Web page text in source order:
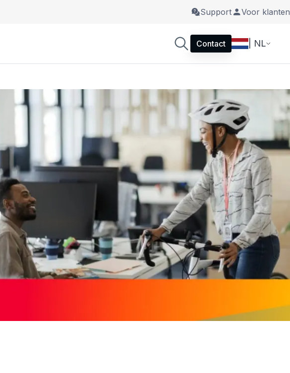
Support Voor klanten
Contact | NL